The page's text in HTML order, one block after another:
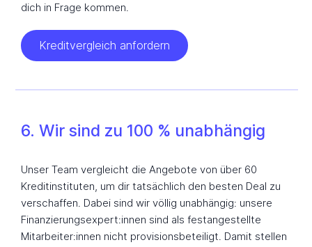
dich in Frage kommen.
Kreditvergleich anfordern
6. Wir sind zu 100 % unabhängig
Unser Team vergleicht die Angebote von über 60
Kreditinstituten, um dir tatsächlich den besten Deal zu
verschaffen. Dabei sind wir völlig unabhängig: unsere
Finanzierungsexpert:innen sind als festangestellte
Mitarbeiter:innen nicht provisionsbeteiligt. Damit stellen